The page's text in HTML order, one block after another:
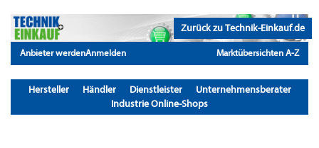
Zurück zu Technik-Einkauf.de
Anbieter werdenAnmelden Marktübersichten A-Z
Hersteller Händler Dienstleister
Unternehmensberater
Industrie Online-Shops